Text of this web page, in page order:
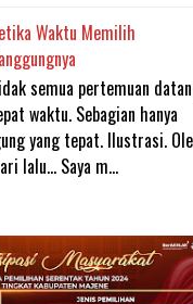
Waktu Memilih
semua pertemuan
waktu. Sebagian hanya
yang tepat. Ilustrasi.
lalu... Saya m...